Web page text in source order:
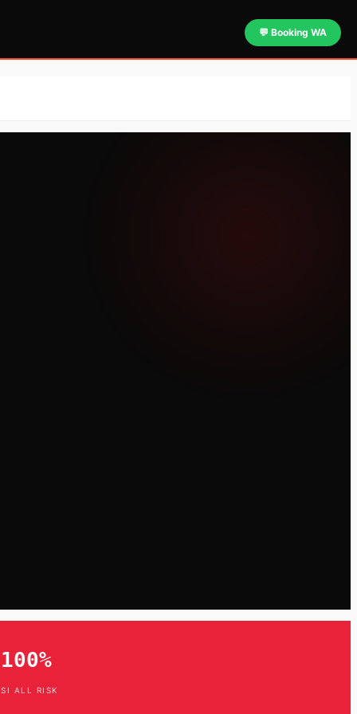
💬 Booking WA
ALL RISK